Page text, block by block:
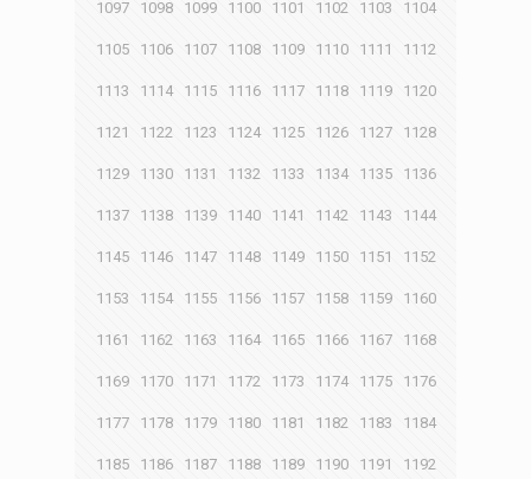
1097 1098 1099 1100 1101 1102 1103 1104
1105 1106 1107 1108 1109 1110 1111 1112
1113 1114 1115 1116 1117 1118 1119 1120
1121 1122 1123 1124 1125 1126 1127 1128
1129 1130 1131 1132 1133 1134 1135 1136
1137 1138 1139 1140 1141 1142 1143 1144
1145 1146 1147 1148 1149 1150 1151 1152
1153 1154 1155 1156 1157 1158 1159 1160
1161 1162 1163 1164 1165 1166 1167 1168
1169 1170 1171 1172 1173 1174 1175 1176
1177 1178 1179 1180 1181 1182 1183 1184
1185 1186 1187 1188 1189 1190 1191 1192